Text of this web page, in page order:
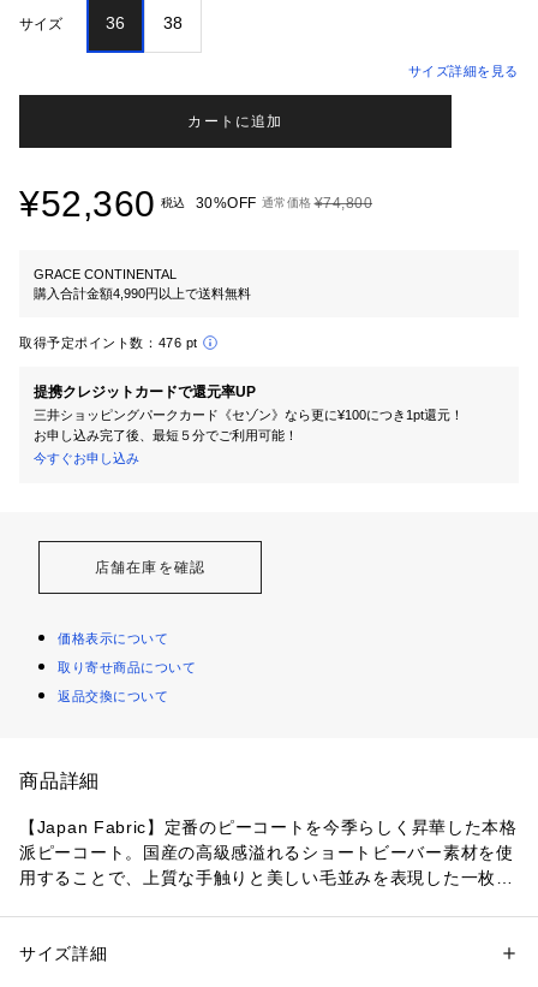
サイズ 36 38
サイズ詳細を見る
カートに追加
¥52,360 税込 30%OFF 通常価格 ¥74,800
GRACE CONTINENTAL
購入合計金額4,990円以上で送料無料
取得予定ポイント数： 476 pt
提携クレジットカードで還元率UP
三井ショッピングパークカード《セゾン》なら更に¥100につき1pt還元！
お申し込み完了後、最短５分でご利用可能！
今すぐお申し込み
店舗在庫を確認
価格表示について
取り寄せ商品について
返品交換について
商品詳細
【Japan Fabric】定番のピーコートを今季らしく昇華した本格
派ピーコート。国産の高級感溢れるショートビーバー素材を使
用することで、上質な手触りと美しい毛並みを表現した一枚で
リュクスなデザインに仕上げました。ヒップにかかる着丈でし
性別：レディース
サイズ詳細